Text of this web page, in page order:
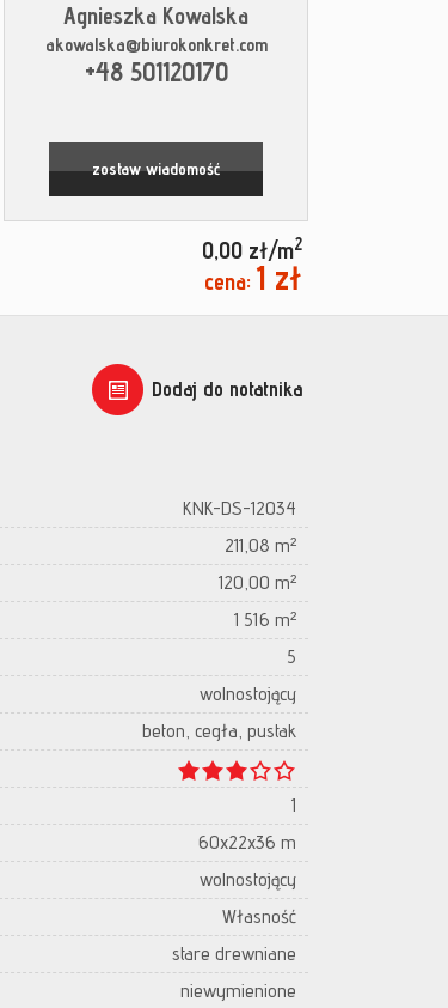
Agnieszka Kowalska
akowalska@biurokonkret.com
+48 501120170
zostaw wiadomość
0,00 zł/m2
cena: 1 zł
Dodaj do notatnika
KNK-DS-12034
211,08 m²
120,00 m²
1 516 m²
5
wolnostojący
beton, cegła, pustak
1
60x22x36 m
wolnostojący
Własność
stare drewniane
niewymienione